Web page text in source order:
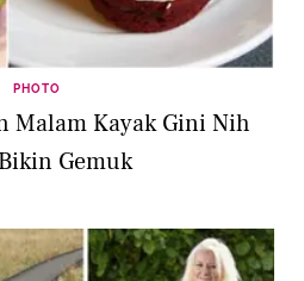
PHOTO
Malam Kayak Gini Nih
Gemuk